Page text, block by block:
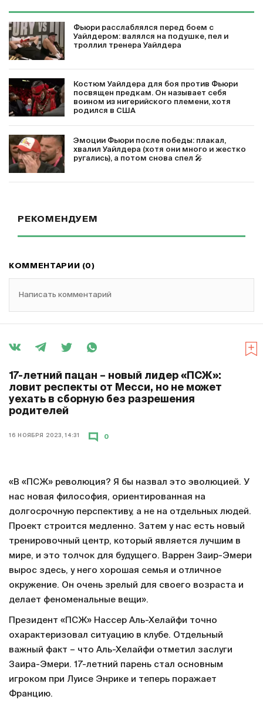
Фьюри расслаблялся перед боем с
Уайлдером: валялся на подушке, пел и
троллил тренера Уайлдера
Костюм Уайлдера для боя против Фьюри
посвящен предкам. Он называет себя
воином из нигерийского племени, хотя
родился в США
Эмоции Фьюри после победы: плакал,
хвалил Уайлдера (хотя они много и жестко
ругались), а потом снова спел 🎤
РЕКОМЕНДУЕМ
КОММЕНТАРИИ (0)
Написать комментарий
17-летний пацан – новый лидер «ПСЖ»:
ловит респекты от Месси, но не может
уехать в сборную без разрешения
родителей
16 НОЯБРЯ 2023, 14:31 0
«В «ПСЖ» революция? Я бы назвал это эволюцией. У
нас новая философия, ориентированная на
долгосрочную перспективу, а не на отдельных людей.
Проект строится медленно. Затем у нас есть новый
тренировочный центр, который является лучшим в
мире, и это толчок для будущего. Варрен Заир-Эмери
вырос здесь, у него хорошая семья и отличное
окружение. Он очень зрелый для своего возраста и
делает феноменальные вещи».
Президент «ПСЖ» Нассер Аль-Хелайфи точно
охарактеризовал ситуацию в клубе. Отдельный
важный факт – что Аль-Хелайфи отметил заслуги
Заира-Эмери. 17-летний парень стал основным
игроком при Луисе Энрике и теперь поражает
Францию.